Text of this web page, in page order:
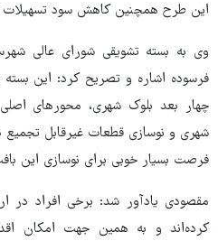
این طرح همچنین کاهش سود تسهیلات
وی به بسته تشویقی شورای عالی
فرسوده اشاره و تصریح کرد: این
چهار بعد بلوک شهری، محورهای
شهری و نوسازی قطعات غیرقابل
فرصت بسیار خوبی برای نوسازی این
مقصودی یادآور شد: برخی افراد در
کرده‌اند و به همین‌ جهت امکان